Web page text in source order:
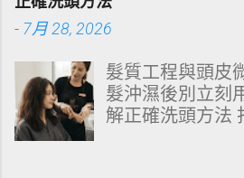
目錄 一、 牙齒顏
琺瑯質與象牙質
源性變色的自我
牙醫美白療程評
指南：破除3大
理策略 一、 牙
- 7月 28, 2026
髮質工程與頭皮
髮沖濕後別立刻
解正確洗頭方法
構化思維，拆